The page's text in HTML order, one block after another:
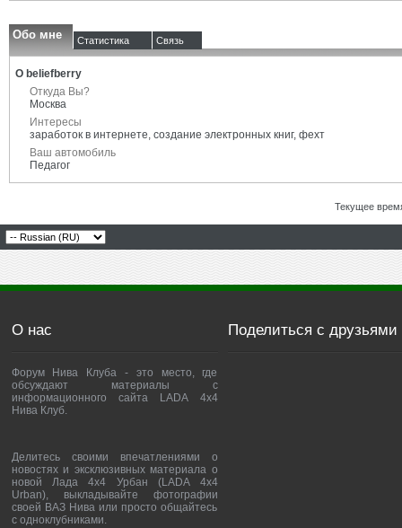
Обо мне Статистика Связь
О beliefberry
Откуда Вы?
Москва
Интересы
заработок в интернете, создание электронных книг, фехт
Ваш автомобиль
Педагог
Текущее
О нас
Форум Нива Клуба - это место, где
обсуждают материалы с
информационного сайта LADA 4x4
Нива Клуб.
Делитесь своими впечатлениями о
новостях и эксклюзивных материала о
новой Лада 4х4 Урбан (LADA 4x4
Urban), выкладывайте фотографии
своей ВАЗ Нива или просто общайтесь
с одноклубниками.
Поделиться с друзьями